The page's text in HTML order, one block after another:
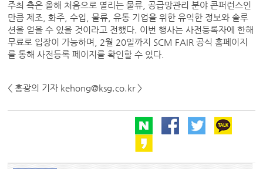
주최 측은 올해 처음으로 열리는 물류, 공급망관리 분야 콘퍼런스인
만큼 제조, 화주, 수입, 물류, 유통 기업을 위한 유익한 정보와 솔루
션을 얻을 수 있을 것이라고 전했다. 이번 행사는 사전등록자에 한해
무료로 입장이 가능하며, 2월 20일까지 SCM FAIR 공식 홈페이지
를 통해 사전등록 페이지를 확인할 수 있다.
< 홍광의 기자 kehong@ksg.co.kr >